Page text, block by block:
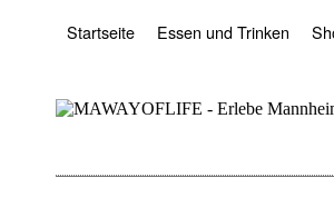
Startseite Essen und Trinken